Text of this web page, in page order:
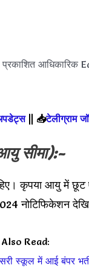
|| 📥टेलीग्राम
सीमा):-
कृपया आयु में छूट
नोटिफिकेशन
Also Read:
स्कूल में आई बंपर